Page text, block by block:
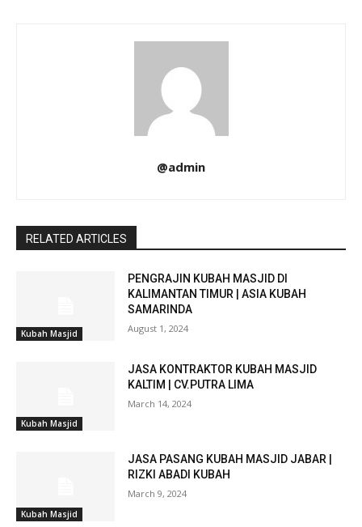
@admin
RELATED ARTICLES
Kubah Masjid
PENGRAJIN KUBAH MASJID DI
KALIMANTAN TIMUR | ASIA KUBAH
SAMARINDA
August 1, 2024
Kubah Masjid
JASA KONTRAKTOR KUBAH MASJID
KALTIM | CV.PUTRA LIMA
March 14, 2024
Kubah Masjid
JASA PASANG KUBAH MASJID JABAR |
RIZKI ABADI KUBAH
March 9, 2024